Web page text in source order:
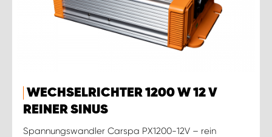
WECHSELRICHTER 1200 W 12 V
REINER SINUS
Spannungswandler Carspa PX1200-12V – rein